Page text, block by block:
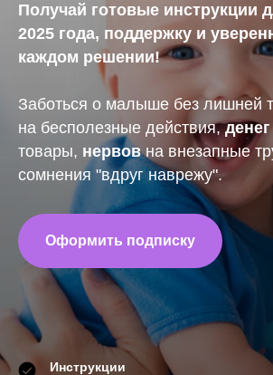
Получай готовые инструкции
2025 года, поддержку и
каждом решении!
Заботься о малыше без лишней
на бесполезные действия,
товары, нервовна внезапные
сомнения "вдруг наврежу".
Оформить подписку
Инструкции